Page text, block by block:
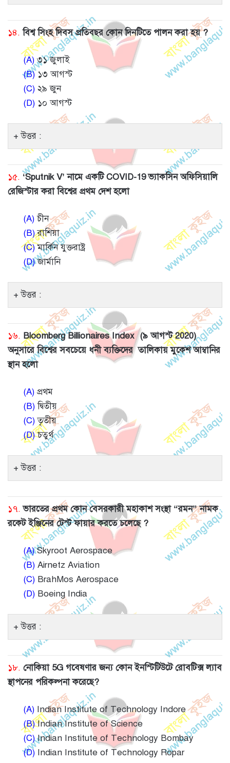
১৪. বিশ্ব সিংহ দিবস প্রতিবছর কোন দিনটিতে পালন করা হয় ?
(A)৩১ জুলাই
(B)১৩ আগস্ট
(C) ২৯ জুন
(D) ১০ আগস্ট
উত্তর :
১৫. ‘Sputnik V’ নামে একটি COVID-19 ভ্যাকসিন অফিসিয়ালি
রেজিস্টার করা বিশ্বের প্রথম দেশ হলো
(A)চীন
(B)রাশিয়া
(C)মার্কিন যুক্তরাষ্ট্র
(D)জার্মানি
উত্তর :
১৬. Bloomberg Billionaires Index (৯ আগস্ট 2020)
অনুসারে বিশ্বের সবচেয়ে ধনী ব্যক্তিদের তালিকায় মুকেশ আম্বানির
স্থান হলো
(A) প্রথম
(B)দ্বিতীয়
(C)তৃতীয়
(D)চতুর্থ
উত্তর :
১৭. ভারতের প্রথম কোন বেসরকারী মহাকাশ সংস্থা “রমন” নামক
রকেট ইঞ্জিনের টেস্ট ফায়ার করতে চলেছে ?
(A)Skyroot Aerospace
(B) Airnetz Aviation
(C) BrahMos Aerospace
(D) Boeing India
উত্তর :
১৮. নোকিয়া 5G গবেষণার জন্য কোন ইনস্টিটিউটে রোবটিক্স ল্যাব
স্থাপনের পরিকল্পনা করেছে?
(A) Indian Institute of Technology Indore
(B)Indian Institute of Science
(C)Indian Institute of Technology Bombay
(D) Indian Institute of Technology Ropar